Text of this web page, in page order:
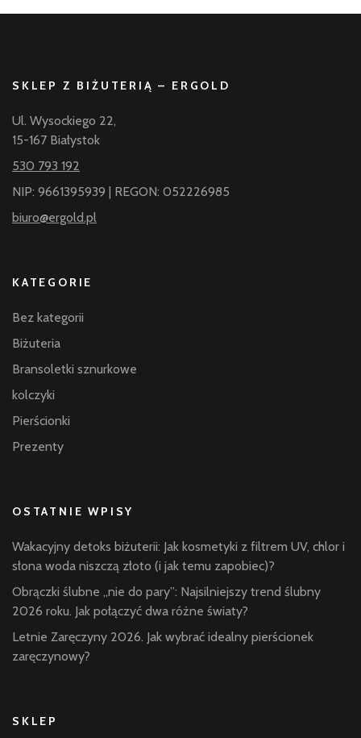
SKLEP Z BIŻUTERIĄ – ERGOLD
Ul. Wysockiego 22,
15-167 Białystok
530 793 192
NIP: 9661395939 | REGON: 052226985
biuro@ergold.pl
KATEGORIE
Bez kategorii
Biżuteria
Bransoletki sznurkowe
kolczyki
Pierścionki
Prezenty
OSTATNIE WPISY
Wakacyjny detoks biżuterii: Jak kosmetyki z filtrem UV, chlor i
słona woda niszczą złoto (i jak temu zapobiec)?
Obrączki ślubne „nie do pary”: Najsilniejszy trend ślubny
2026 roku. Jak połączyć dwa różne światy?
Letnie Zaręczyny 2026. Jak wybrać idealny pierścionek
zaręczynowy?
SKLEP